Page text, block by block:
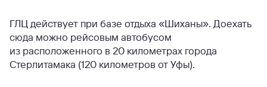
ГЛЦ действует при базе отдыха «Шиханы». Доехать
сюда можно рейсовым автобусом
из расположенного в 20 километрах города
Стерлитамака (120 километров от Уфы).